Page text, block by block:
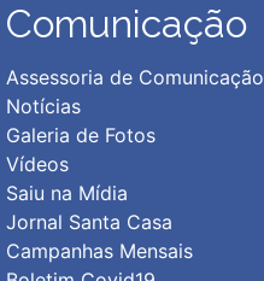
Comunicação
Assessoria de Comunicação
Notícias
Galeria de Fotos
Vídeos
Saiu na Mídia
Jornal Santa Casa
Campanhas Mensais